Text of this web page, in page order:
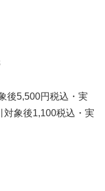
後5,500円税込・実
象後1,100税込・実